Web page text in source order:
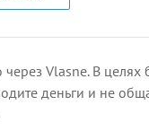
через Vlasne. В целях
деньги и не